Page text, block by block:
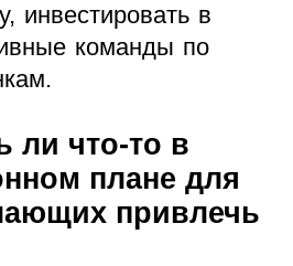
инвестировать в
команды по
ли что-то в
плане для
привлечь